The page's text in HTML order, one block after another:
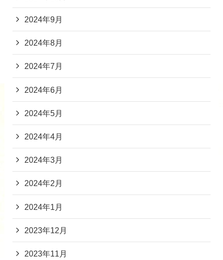
2024年9月
2024年8月
2024年7月
2024年6月
2024年5月
2024年4月
2024年3月
2024年2月
2024年1月
2023年12月
2023年11月